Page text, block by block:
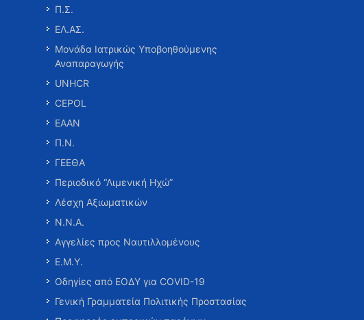
Π.Σ.
ΕΛ.ΑΣ.
Μονάδα Ιατρικώς Υποβοηθούμενης
Αναπαραγωγής
UNHCR
CEPOL
ΕΑΑΝ
Π.Ν.
ΓΕΕΘΑ
Περιοδικό “Λιμενική Ηχώ”
Λέσχη Αξιωματικών
Ν.Ν.Α.
Αγγελίες προς Ναυτιλλομένους
Ε.Μ.Υ.
Οδηγίες από ΕΟΔΥ για COVID-19
Γενική Γραμματεία Πολιτικής Προστασίας